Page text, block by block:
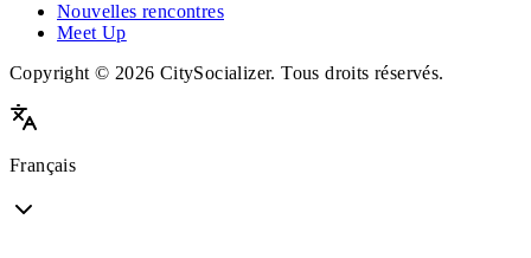
Nouvelles rencontres
Meet Up
Copyright © 2026 CitySocializer. Tous droits réservés.
Français